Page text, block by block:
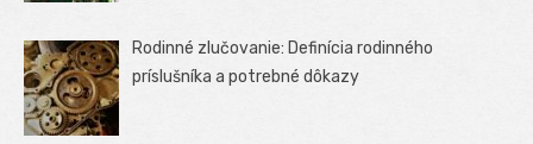
Rodinné zlučovanie: Definícia rodinného
príslušníka a potrebné dôkazy